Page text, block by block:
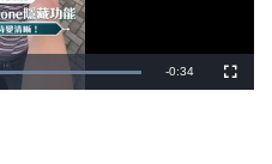
載
入
剩
-0:34
全
螢